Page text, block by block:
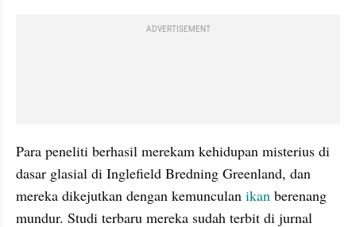
ADVERTISEMENT
Para peneliti berhasil merekam kehidupan misterius di
dasar glasial di Inglefield Bredning Greenland, dan
mereka dikejutkan dengan kemunculan ikan berenang